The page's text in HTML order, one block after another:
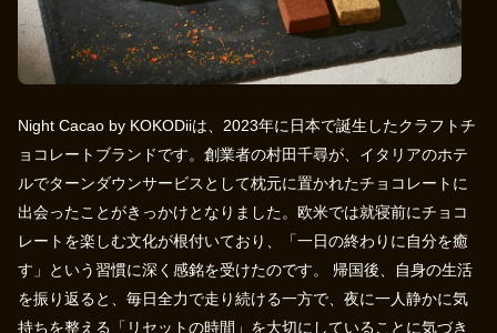
Night Cacao by KOKODiiは、2023年に日本で誕生したクラフトチ
ョコレートブランドです。創業者の村田千尋が、イタリアのホテ
ルでターンダウンサービスとして枕元に置かれたチョコレートに
出会ったことがきっかけとなりました。欧米では就寝前にチョコ
レートを楽しむ文化が根付いており、「一日の終わりに自分を癒
す」という習慣に深く感銘を受けたのです。 帰国後、自身の生活
を振り返ると、毎日全力で走り続ける一方で、夜に一人静かに気
持ちを整える「リセットの時間」を大切にしていることに気づき